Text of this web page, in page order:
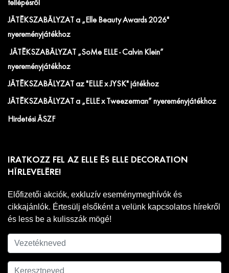
fellépésről
JÁTÉKSZABÁLYZAT a „Elle Beauty Awards 2026"
nyereményjátékhoz
JÁTÉKSZABÁLYZAT „SoMe ELLE - Calvin Klein”
nyereményjátékhoz
JÁTÉKSZABÁLYZAT az "ELLE x JYSK" játékhoz
JÁTÉKSZABÁLYZAT a „ELLE x Tweezerman” nyereményjátékhoz
Hirdetési ÁSZF
IRATKOZZ FEL AZ ELLE ÉS ELLE DECORATION
HÍRLEVELÉRE!
Előfizetői akciók, exkluzív eseménymeghívók és
cikkajánlók. Értesülj elsőként a velünk kapcsolatos hírekről
és less be a kulisszák mögé!